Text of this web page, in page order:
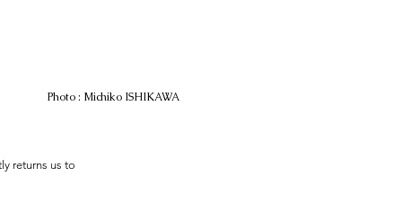
Photo : Michiko ISHIKAWA
returns us to